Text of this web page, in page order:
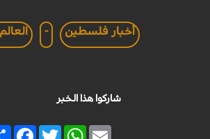
أخبار فلسطين -
شاركوا هذا الخبر
Twitter
WhatsAppEmail